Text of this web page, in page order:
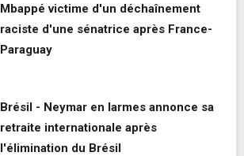
Mbappé victime d'un déchaînement
raciste d'une sénatrice après France-
Paraguay
Brésil - Neymar en larmes annonce sa
retraite internationale après
l'élimination du Brésil